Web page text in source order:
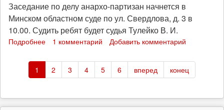
Заседание по делу анархо-партизан начнется в
Минском областном суде по ул. Свердлова, д. 3 в
10.00. Судить ребят будет судья Тулейко В. И.
Подробнее
Минске
начнется
рассмотрение
анархо-
1 комментарий Добавить комментарий
1 2 3 4 5 6 вперед конец